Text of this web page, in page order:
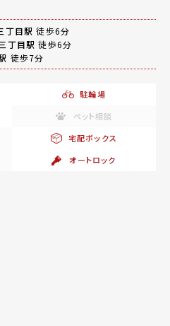
丁目駅 徒歩6分
丁目駅 徒歩6分
徒歩7分
駐輪場
ペット相談
宅配ボックス
オートロック